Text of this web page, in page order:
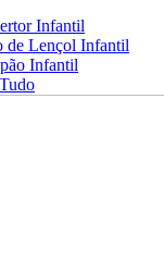
Infantil
de Lençol Infantil
Infantil